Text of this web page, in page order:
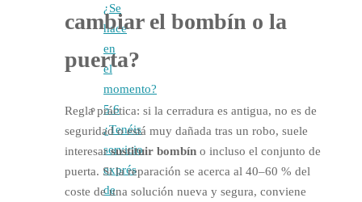
¿Se
hace
en
el
momento?
5.6
¿Tenéis
servicio
exprés
de
cambiar el bombín o la
puerta?
Regla práctica: si la cerradura es antigua, no es de
seguridad o está muy dañada tras un robo, suele
interesarsustituir bombín o incluso el conjunto de
puerta. Si la reparación se acerca al 40–60 % del
coste de una solución nueva y segura, conviene